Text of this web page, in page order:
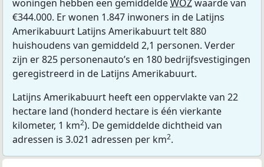
woningen hebben een gemiddeldeWOZwaarde van
€344.000. Er wonen 1.847 inwoners in de Latijns
Amerikabuurt Latijns Amerikabuurt telt 880
huishoudens van gemiddeld 2,1 personen. Verder
zijn er 825 personenauto’s en 180 bedrijfsvestigingen
geregistreerd in de Latijns Amerikabuurt.
Latijns Amerikabuurt heeft een oppervlakte van 22
hectare land (honderd hectare is één vierkante
kilometer, 1 km2). De gemiddelde dichtheid van
adressen is 3.021 adressen per km2.